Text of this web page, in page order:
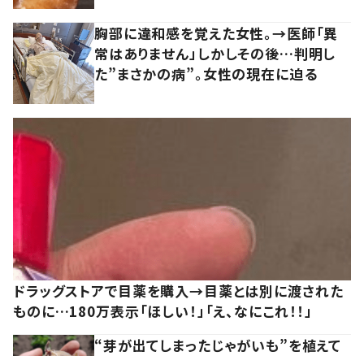
胸部に違和感を覚えた女性。→医師「異
常はありません」しかしその後…判明し
た”まさかの病”。女性の現在に迫る
ドラッグストアで目薬を購入→目薬とは別に渡された
ものに…180万表示「ほしい！」「え、なにこれ！！」
“芽が出てしまったじゃがいも”を植えて